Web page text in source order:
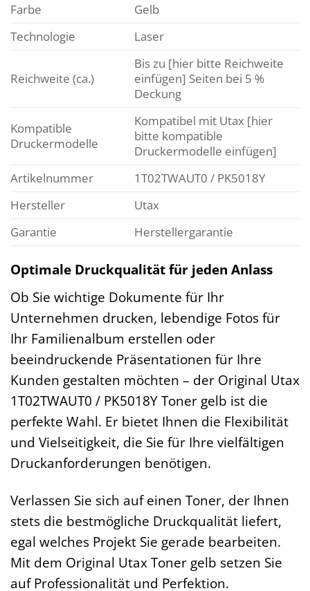
Farbe
Gelb
Technologie
Laser
Reichweite (ca.)
Bis zu [hier bitte Reichweite
einfügen] Seiten bei 5 %
Deckung
Kompatible
Druckermodelle
Kompatibel mit Utax [hier
bitte kompatible
Druckermodelle einfügen]
Artikelnummer
1T02TWAUT0 / PK5018Y
Hersteller
Utax
Garantie
Herstellergarantie
Optimale Druckqualität für jeden Anlass
Ob Sie wichtige Dokumente für Ihr
Unternehmen drucken, lebendige Fotos für
Ihr Familienalbum erstellen oder
beeindruckende Präsentationen für Ihre
Kunden gestalten möchten – der Original Utax
1T02TWAUT0 / PK5018Y Toner gelb ist die
perfekte Wahl. Er bietet Ihnen die Flexibilität
und Vielseitigkeit, die Sie für Ihre vielfältigen
Druckanforderungen benötigen.
Verlassen Sie sich auf einen Toner, der Ihnen
stets die bestmögliche Druckqualität liefert,
egal welches Projekt Sie gerade bearbeiten.
Mit dem Original Utax Toner gelb setzen Sie
auf Professionalität und Perfektion.